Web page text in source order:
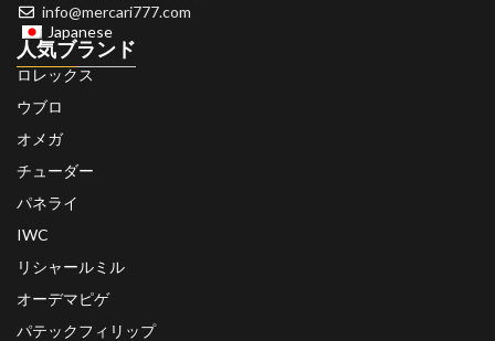
info@mercari777.com
Japanese
人気ブランド
ロレックス
ウブロ
オメガ
チューダー
パネライ
IWC
リシャールミル
オーデマピゲ
パテックフィリップ